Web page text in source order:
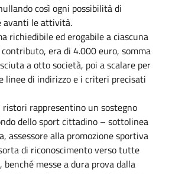
così ogni possibilità di
avanti le attività.
richiedibile ed erogabile a ciascuna
era di 4.000 euro, somma
a otto società, poi a scalare per
linee di indirizzo e i criteri precisati
ristori rappresentino un sostegno
dello sport cittadino – sottolinea
assessore alla promozione sportiva
di riconoscimento verso tutte
benché messe a dura prova dalla